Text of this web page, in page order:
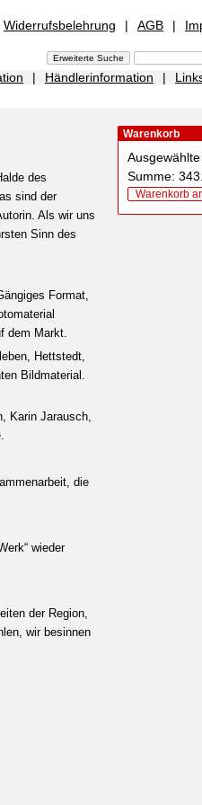
Widerrufsbelehrung | AGB |
| Händlerinformation |
des
sind der
Als wir uns
Sinn des
Format,
dem Markt.
Hettstedt,
Bildmaterial.
Karin Jarausch,
die
wieder
der Region,
wir besinnen
Warenkorb
Summe:
Warenkorb